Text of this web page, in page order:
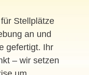
Stellplätze
an und
gefertigt. Ihr
– wir setzen